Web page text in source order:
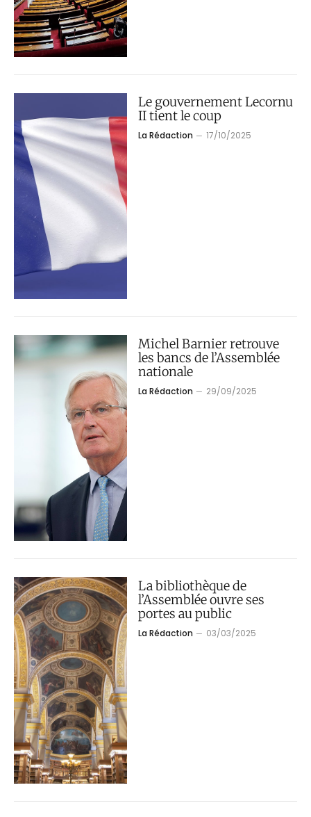
Le gouvernement Lecornu
II tient le coup
La Rédaction 17/10/2025
Michel Barnier retrouve
les bancs de l’Assemblée
nationale
La Rédaction 29/09/2025
La bibliothèque de
l’Assemblée ouvre ses
portes au public
La Rédaction 03/03/2025